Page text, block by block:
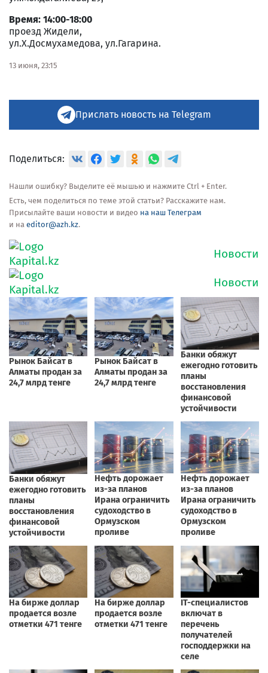
Время: 14:00-18:00
проезд Жидели,
ул.Х.Досмухамедова, ул.Гагарина.
13 июня, 23:15
Прислать новость на Telegram
Поделиться:
Нашли ошибку? Выделите её мышью и нажмите Ctrl + Enter.
Есть, чем поделиться по теме этой статьи? Расскажите нам.
Присылайте ваши новости и видео на наш Телеграм
и на editor@azh.kz.